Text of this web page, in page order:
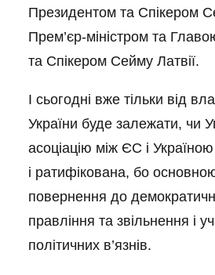
Президентом та Спікером
Прем’єр-міністром та
та Спікером Сейму Латвії.
І сьогодні вже тільки від
України буде залежати, чи
асоціацію між ЄС і
і ратифікована, бо
повернення до
правління та звільнення і
політичних в’язнів.